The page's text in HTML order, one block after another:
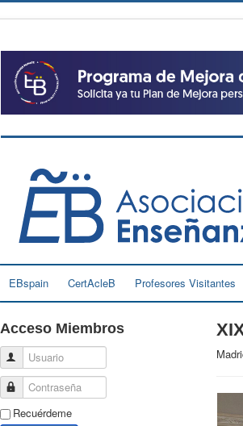
EBspain CertAcleB Profesores Visitantes
Acceso Miembros
Usuario
Contraseña
Recuérdeme